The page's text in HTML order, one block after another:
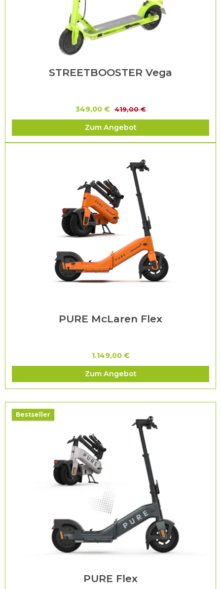
STREETBOOSTER Vega
349,00 € 419,00 €
Zum Angebot
PURE McLaren Flex
1.149,00 €
Zum Angebot
Bestseller
PURE Flex